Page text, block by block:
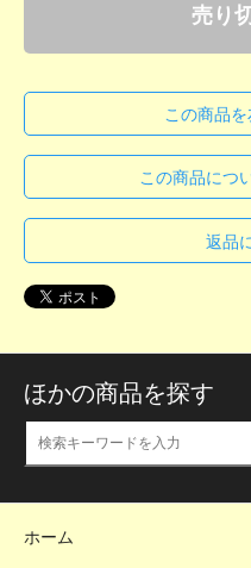
売り
この商品
この商品につ
返品
ほかの商品を探す
ホーム